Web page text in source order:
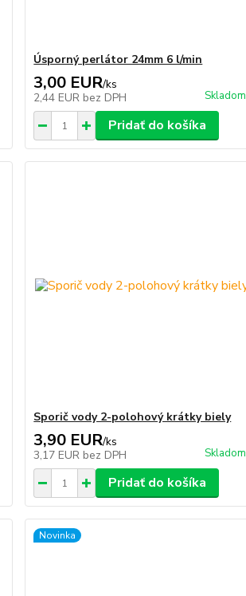
Úsporný perlátor 24mm 6 l/min
3,00 EUR/ks
2,44 EUR bez DPH Skladom
Pridať do košíka
Sporič vody 2-polohový krátky biely
3,90 EUR/ks
3,17 EUR bez DPH Skladom
Pridať do košíka
Novinka